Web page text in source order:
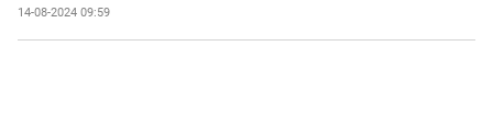
14-08-2024 09:59